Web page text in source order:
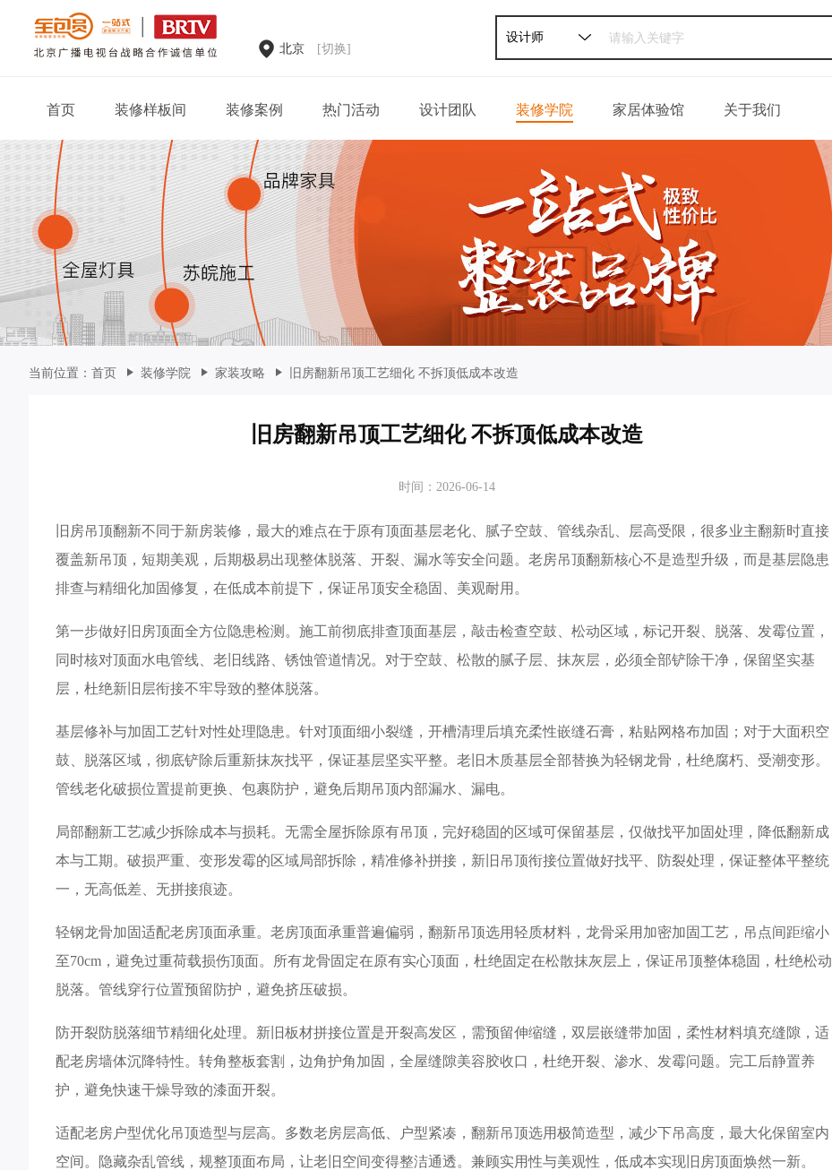
北京 [切换]
设计师
首页 装修样板间 装修案例
家装案例
热门活动 设计团队 装修学院
软装攻略
轻松一刻
家居体验馆 关于我们
当前位置： 首页 装修学院 家装攻略 旧房翻新吊顶工艺细化 不拆顶低成本改造
旧房翻新吊顶工艺细化 不拆顶低成本改造
时间：2026-06-14
旧房吊顶翻新不同于新房装修，最大的难点在于原有顶面基层老化、腻子空鼓、管线杂乱、层高受限，很多业主翻新时直接
覆盖新吊顶，短期美观，后期极易出现整体脱落、开裂、漏水等安全问题。老房吊顶翻新核心不是造型升级，而是基层隐患
排查与精细化加固修复，在低成本前提下，保证吊顶安全稳固、美观耐用。
第一步做好旧房顶面全方位隐患检测。施工前彻底排查顶面基层，敲击检查空鼓、松动区域，标记开裂、脱落、发霉位置，
同时核对顶面水电管线、老旧线路、锈蚀管道情况。对于空鼓、松散的腻子层、抹灰层，必须全部铲除干净，保留坚实基
层，杜绝新旧层衔接不牢导致的整体脱落。
基层修补与加固工艺针对性处理隐患。针对顶面细小裂缝，开槽清理后填充柔性嵌缝石膏，粘贴网格布加固；对于大面积空
鼓、脱落区域，彻底铲除后重新抹灰找平，保证基层坚实平整。老旧木质基层全部替换为轻钢龙骨，杜绝腐朽、受潮变形。
管线老化破损位置提前更换、包裹防护，避免后期吊顶内部漏水、漏电。
局部翻新工艺减少拆除成本与损耗。无需全屋拆除原有吊顶，完好稳固的区域可保留基层，仅做找平加固处理，降低翻新成
本与工期。破损严重、变形发霉的区域局部拆除，精准修补拼接，新旧吊顶衔接位置做好找平、防裂处理，保证整体平整统
一，无高低差、无拼接痕迹。
轻钢龙骨加固适配老房顶面承重。老房顶面承重普遍偏弱，翻新吊顶选用轻质材料，龙骨采用加密加固工艺，吊点间距缩小
至70cm，避免过重荷载损伤顶面。所有龙骨固定在原有实心顶面，杜绝固定在松散抹灰层上，保证吊顶整体稳固，杜绝松动
脱落。管线穿行位置预留防护，避免挤压破损。
防开裂防脱落细节精细化处理。新旧板材拼接位置是开裂高发区，需预留伸缩缝，双层嵌缝带加固，柔性材料填充缝隙，适
配老房墙体沉降特性。转角整板套割，边角护角加固，全屋缝隙美容胶收口，杜绝开裂、渗水、发霉问题。完工后静置养
护，避免快速干燥导致的漆面开裂。
适配老房户型优化吊顶造型与层高。多数老房层高低、户型紧凑，翻新吊顶选用极简造型，减少下吊高度，最大化保留室内
空间。隐藏杂乱管线，规整顶面布局，让老旧空间变得整洁通透。兼顾实用性与美观性，低成本实现旧房顶面焕然一新。